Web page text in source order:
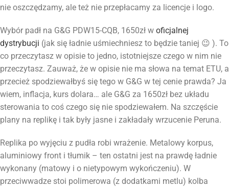
nie oszczędzamy, ale też nie przepłacamy za licencje i logo.
Wybór padł na G&G PDW15-CQB, 1650zł w oficjalnej
dystrybucji (jak się ładnie uśmiechniesz to będzie taniej 😉 ). To
co przeczytasz w opisie to jedno, istotniejsze czego w nim nie
przeczytasz. Zauważ, że w opisie nie ma słowa na temat ETU, a
przecież spodziewałbyś się tego w G&G w tej cenie prawda? Ja
wiem, inflacja, kurs dolara… ale G&G za 1650zł bez układu
sterowania to coś czego się nie spodziewałem. Na szczęście
plany na replikę i tak były jasne i zakładały wrzucenie Peruna.
Replika po wyjęciu z pudła robi wrażenie. Metalowy korpus,
aluminiowy front i tłumik – ten ostatni jest na prawdę ładnie
wykonany (matowy i o nietypowym wykończeniu). W
przeciwwadze stoi polimerowa (z dodatkami metlu) kolba